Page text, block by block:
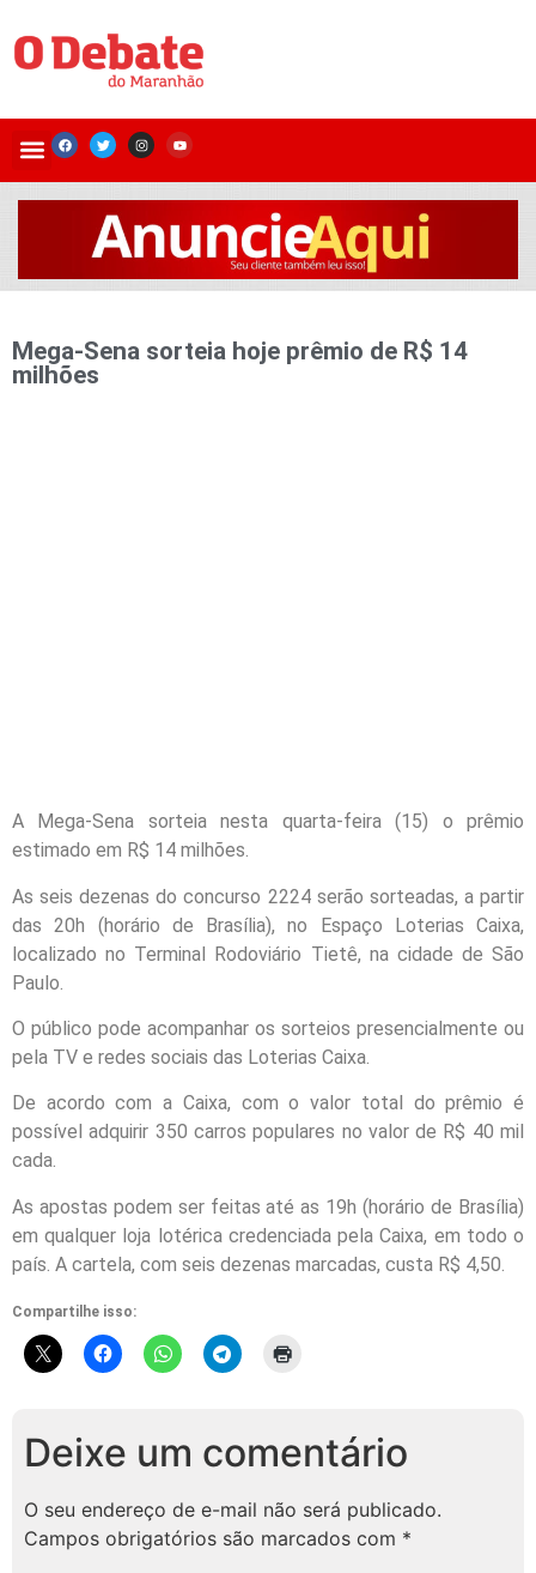
Mega-Sena sorteia hoje prêmio de R$ 14
milhões
A Mega-Sena sorteia nesta quarta-feira (15) o prêmio
estimado em R$ 14 milhões.
As seis dezenas do concurso 2224 serão sorteadas, a partir
das 20h (horário de Brasília), no Espaço Loterias Caixa,
localizado no Terminal Rodoviário Tietê, na cidade de São
Paulo.
O público pode acompanhar os sorteios presencialmente ou
pela TV e redes sociais das Loterias Caixa.
De acordo com a Caixa, com o valor total do prêmio é
possível adquirir 350 carros populares no valor de R$ 40 mil
cada.
As apostas podem ser feitas até as 19h (horário de Brasília)
em qualquer loja lotérica credenciada pela Caixa, em todo o
país. A cartela, com seis dezenas marcadas, custa R$ 4,50.
Compartilhe isso:
Deixe um comentário
O seu endereço de e-mail não será publicado.
Campos obrigatórios são marcados com *